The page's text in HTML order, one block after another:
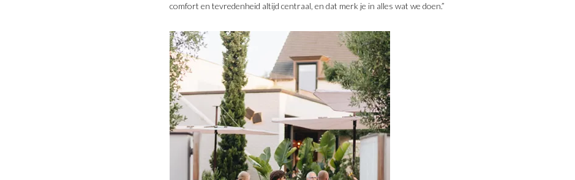
comfort en tevredenheid altijd centraal, en dat merk je in alles wat we doen.”